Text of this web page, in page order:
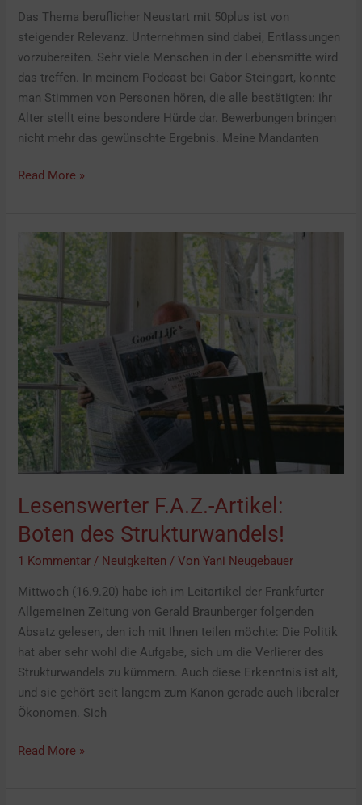
Das Thema beruflicher Neustart mit 50plus ist von
steigender Relevanz. Unternehmen sind dabei, Entlassungen
vorzubereiten. Sehr viele Menschen in der Lebensmitte wird
das treffen. In meinem Podcast bei Gabor Steingart, konnte
man Stimmen von Personen hören, die alle bestätigten: ihr
Alter stellt eine besondere Hürde dar. Bewerbungen bringen
nicht mehr das gewünschte Ergebnis. Meine Mandanten
Read More »
Lesenswerter F.A.Z.-Artikel:
Boten des Strukturwandels!
1 Kommentar / Neuigkeiten / VonYani Neugebauer
Mittwoch (16.9.20) habe ich im Leitartikel der Frankfurter
Allgemeinen Zeitung von Gerald Braunberger folgenden
Absatz gelesen, den ich mit Ihnen teilen möchte: Die Politik
hat aber sehr wohl die Aufgabe, sich um die Verlierer des
Strukturwandels zu kümmern. Auch diese Erkenntnis ist alt,
und sie gehört seit langem zum Kanon gerade auch liberaler
Ökonomen. Sich
Lesenswerter
F.A.Z.-
Artikel:
Boten
des
Strukturwandels!
Read More »